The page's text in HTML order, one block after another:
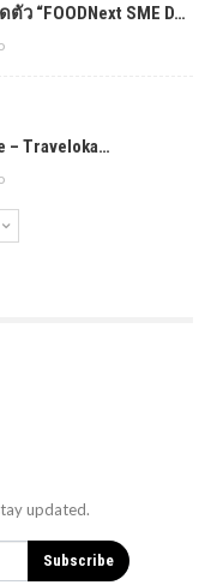
ว “FOODNext SME D…
– Traveloka…
updated.
Subscribe